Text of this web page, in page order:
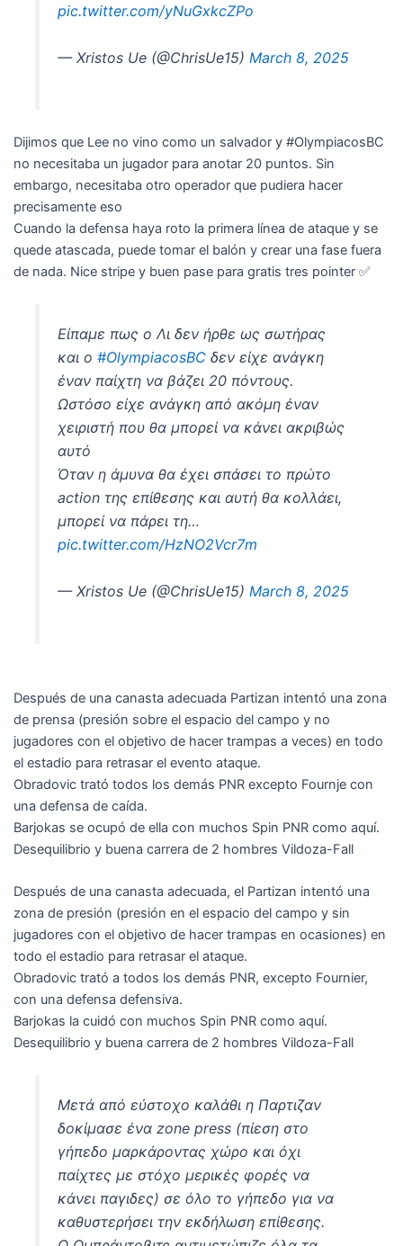
pic.twitter.com/yNuGxkcZPo
— Xristos Ue (@ChrisUe15) March 8, 2025
Dijimos que Lee no vino como un salvador y #OlympiacosBC
no necesitaba un jugador para anotar 20 puntos. Sin
embargo, necesitaba otro operador que pudiera hacer
precisamente eso
Cuando la defensa haya roto la primera línea de ataque y se
quede atascada, puede tomar el balón y crear una fase fuera
de nada. Nice stripe y buen pase para gratis tres pointer ✅
Είπαμε πως ο Λι δεν ήρθε ως σωτήρας
και ο #OlympiacosΒCδεν είχε ανάγκη
έναν παίχτη να βάζει 20 πόντους.
Ωστόσο είχε ανάγκη από ακόμη έναν
χειριστή που θα μπορεί να κάνει ακριβώς
αυτό
Όταν η άμυνα θα έχει σπάσει το πρώτο
action της επίθεσης και αυτή θα κολλάει,
μπορεί να πάρει τη…
pic.twitter.com/HzNO2Vcr7m
— Xristos Ue (@ChrisUe15) March 8, 2025
Después de una canasta adecuada Partizan intentó una zona
de prensa (presión sobre el espacio del campo y no
jugadores con el objetivo de hacer trampas a veces) en todo
el estadio para retrasar el evento ataque.
Obradovic trató todos los demás PNR excepto Fournje con
una defensa de caída.
Barjokas se ocupó de ella con muchos Spin PNR como aquí.
Desequilibrio y buena carrera de 2 hombres Vildoza-Fall
Después de una canasta adecuada, el Partizan intentó una
zona de presión (presión en el espacio del campo y sin
jugadores con el objetivo de hacer trampas en ocasiones) en
todo el estadio para retrasar el ataque.
Obradovic trató a todos los demás PNR, excepto Fournier,
con una defensa defensiva.
Barjokas la cuidó con muchos Spin PNR como aquí.
Desequilibrio y buena carrera de 2 hombres Vildoza-Fall
Μετά από εύστοχο καλάθι η Παρτιζαν
δοκίμασε ένα zone press (πίεση στο
γήπεδο μαρκάροντας χώρο και όχι
παίχτες με στόχο μερικές φορές να
κάνει παγιδες) σε όλο το γήπεδο για να
καθυστερήσει την εκδήλωση επίθεσης.